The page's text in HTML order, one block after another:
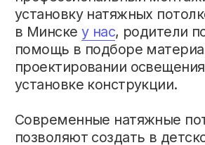
РЕКВИЗИТЫ
Телефон: +375 (44) 793-10-75
Email (общая): avalon.potolki21@gmail.com
Адрес:г. Минск, ул. Старовиленский тракт, 67
Время работы:
УНП193709546